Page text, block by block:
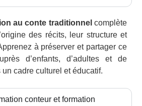
au conte traditionnel complète
des récits, leur structure et
à préserver et partager ce
d’enfants, d’adultes et de
cadre culturel et éducatif.
conteur et formation